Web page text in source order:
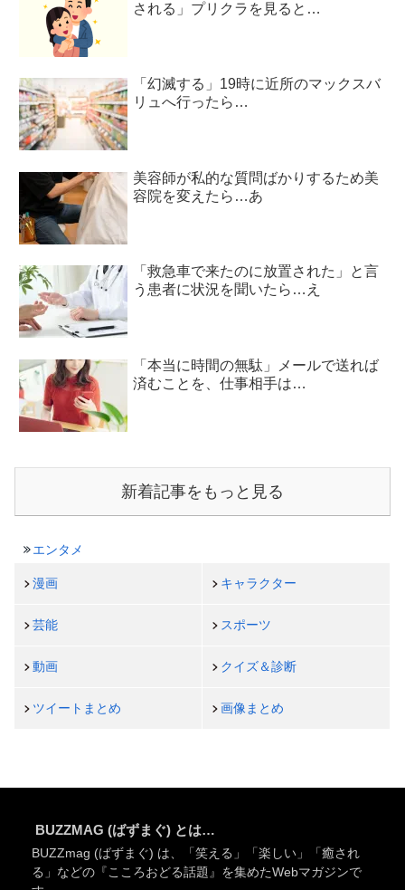
される」プリクラを見ると…
「幻滅する」19時に近所のマックスバ
リュへ行ったら…
美容師が私的な質問ばかりするため美
容院を変えたら…あ
「救急車で来たのに放置された」と言
う患者に状況を聞いたら…え
「本当に時間の無駄」メールで送れば
済むことを、仕事相手は…
新着記事をもっと見る
エンタメ
漫画 キャラクター
芸能 スポーツ
動画 クイズ＆診断
ツイートまとめ 画像まとめ
BUZZMAG (ばずまぐ) とは…
BUZZmag (ばずまぐ) は、「笑える」「楽しい」「癒され
る」などの『こころおどる話題』を集めたWebマガジンで